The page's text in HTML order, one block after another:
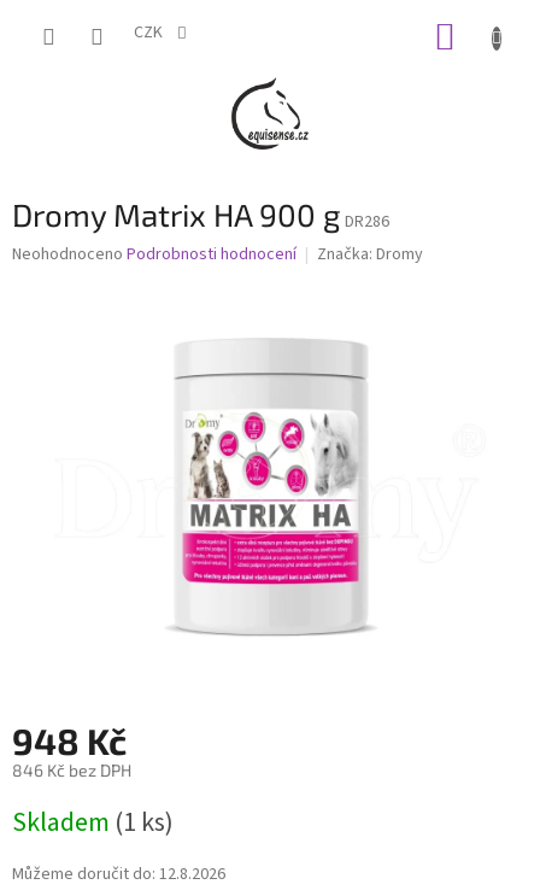
CZK
Dromy Matrix HA 900 g DR286
Průměrné
Neohodnoceno Podrobnosti hodnocení Značka: Dromy
948 Kč
846 Kč bez DPH
cena:
Skladem (1 ks)
Můžeme doručit do: 12.8.2026